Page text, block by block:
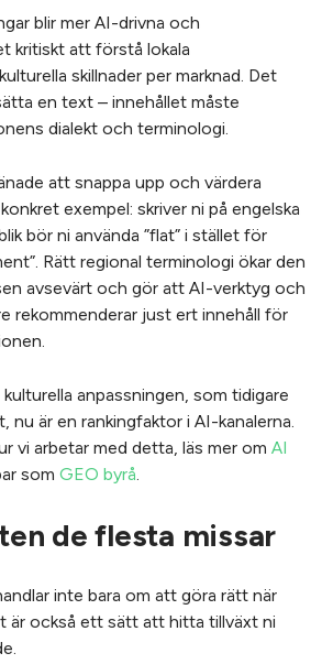
blir mer AI-drivna och
kritiskt att förstå lokala
skillnader per marknad. Det
en text – innehållet måste
dialekt och terminologi.
att snappa upp och värdera
exempel: skriver ni på engelska
bör ni använda ”flat” i stället för
Rätt regional terminologi ökar den
avsevärt och gör att AI-verktyg och
rekommenderar just ert innehåll för
anpassningen, som tidigare
nu är en rankingfaktor i AI-kanalerna.
vi arbetar med detta, läs mer om AI
som GEO byrå.
de flesta missar
inte bara om att göra rätt när
är också ett sätt att hitta tillväxt ni